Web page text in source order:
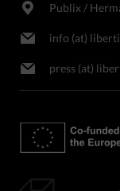
Publix​ /
info (at)
press (at)